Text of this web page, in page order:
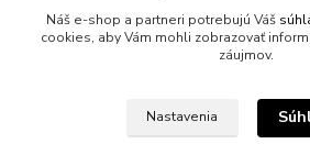
Náš e-shop a partneri potrebujú Váš
cookies, aby Vám mohli zobrazovať
záujmov.
Nastavenia